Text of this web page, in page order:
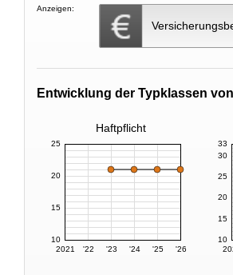
Anzeigen:
Entwicklung der Typklassen
Haftpflicht
2021 '22 '23 '24 '25 '26
10
15
20
25
10
15
20
25
30
33